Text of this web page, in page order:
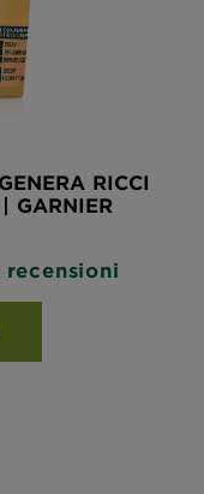
RICCI
GARNIER